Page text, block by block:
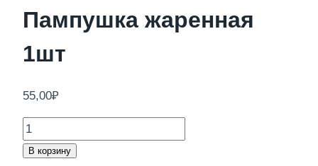
Пампушка жаренная
1шт
55,00₽
Количество
товара
В корзину